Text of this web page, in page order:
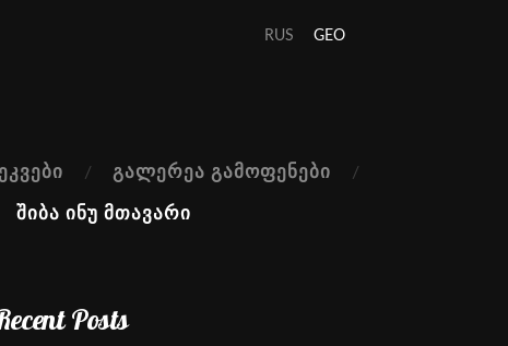
ᲒᲐᲚᲔᲠᲔᲐ ᲒᲐᲛᲝᲤᲔᲜᲔᲑᲘ
ᲨᲘᲑᲐ ᲘᲜᲣ ᲛᲗᲐᲕᲐᲠᲘ
RUS GEO
Posts